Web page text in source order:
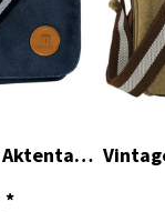
Vintage Canvas Aktentasche - Herrnhut Collection
*